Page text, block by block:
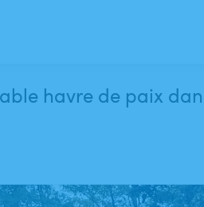
havre de paix